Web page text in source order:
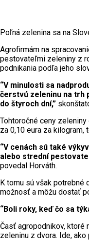
Poľná zelenina sa na
Agrofirmám na
pestovateľmi zeleniny z
podnikania podľa jeho
“V minulosti sa
čerstvú zeleninu na trh
do štyroch dní,”
Tohtoročné ceny
za 0,10 eura za kilogram,
“V cenách sú také
alebo strední
povedal Horváth.
K tomu sú však potrebné
možnosť a môžu dostať
“Boli roky, keď čo sa
Časť agropodnikov, ktoré
zeleninu z dvora. Ide,